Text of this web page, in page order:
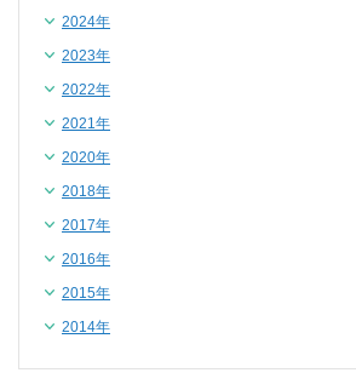
2024年
2023年
2022年
2021年
2020年
2018年
2017年
2016年
2015年
2014年